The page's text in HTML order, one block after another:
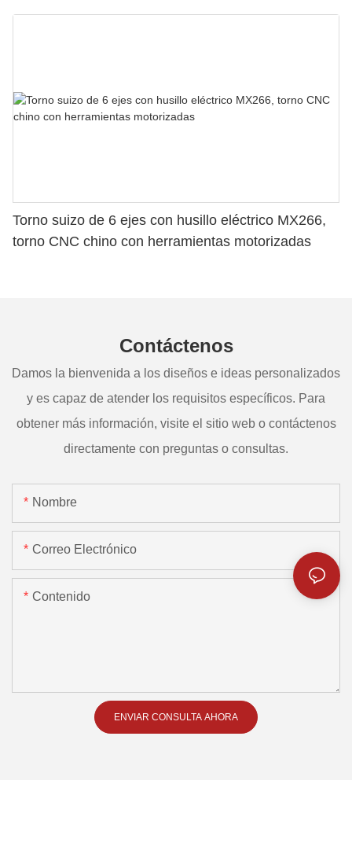
Torno suizo de 6 ejes con husillo eléctrico MX266,
torno CNC chino con herramientas motorizadas
Contáctenos
Damos la bienvenida a los diseños e ideas personalizados
y es capaz de atender los requisitos específicos. Para
obtener más información, visite el sitio web o contáctenos
directamente con preguntas o consultas.
Nombre
Correo Electrónico
Contenido
ENVIAR CONSULTA AHORA